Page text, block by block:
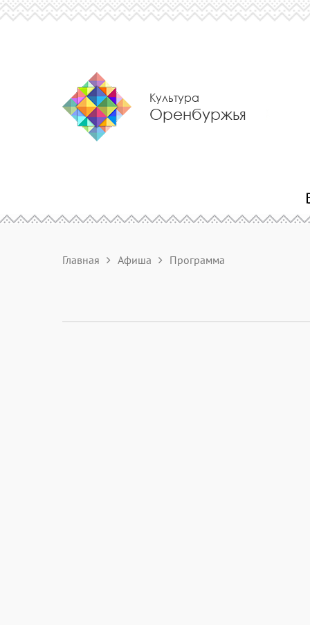
Культура
Оренбуржья
Главная Афиша Программа